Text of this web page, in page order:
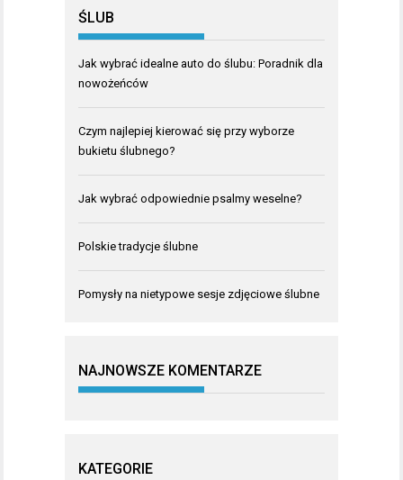
ŚLUB
Jak wybrać idealne auto do ślubu: Poradnik dla
nowożeńców
Czym najlepiej kierować się przy wyborze
bukietu ślubnego?
Jak wybrać odpowiednie psalmy weselne?
Polskie tradycje ślubne
Pomysły na nietypowe sesje zdjęciowe ślubne
NAJNOWSZE KOMENTARZE
KATEGORIE